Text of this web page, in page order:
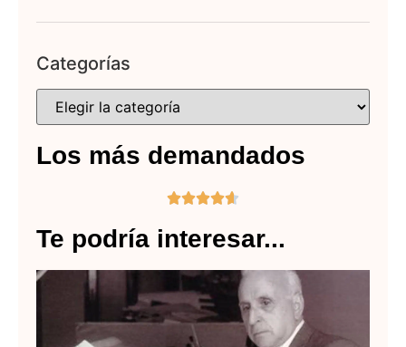
Categorías
Los más demandados

Te podría interesar...